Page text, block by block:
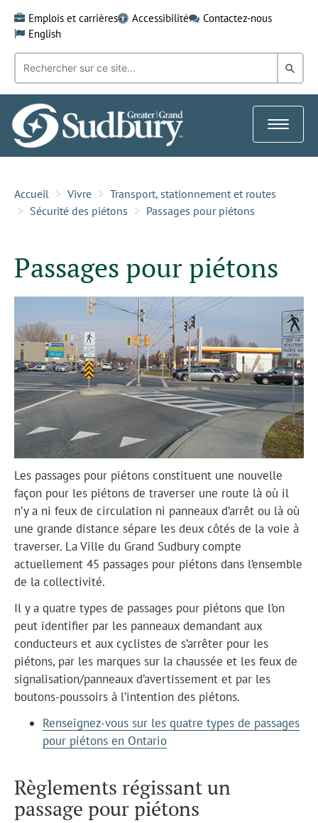
content
Emplois et carrières Accessibilité
Contactez-nous
English
Recherche
mot-
clé:
dans
Toggle
Accueil Vivre
Transport, stationnement et routes
Sécurité des piétons
Passages pour piétons
Passages pour piétons
Les passages pour piétons constituent une nouvelle
façon pour les piétons de traverser une route là où il
n’y a ni feux de circulation ni panneaux d’arrêt ou là où
une grande distance sépare les deux côtés de la voie à
traverser. La Ville du Grand Sudbury compte
actuellement 45 passages pour piétons dans l’ensemble
de la collectivité.
Il y a quatre types de passages pour piétons que l’on
peut identifier par les panneaux demandant aux
conducteurs et aux cyclistes de s’arrêter pour les
piétons, par les marques sur la chaussée et les feux de
signalisation/panneaux d’avertissement et par les
boutons-poussoirs à l’intention des piétons.
Renseignez-vous sur les quatre types de passages
pour piétons en Ontario
Règlements régissant un
passage pour piétons